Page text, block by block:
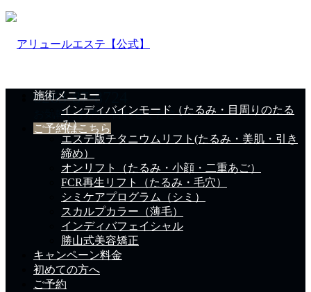
0263-87-8724
お気軽にお問い合わせください。
ご予約はこちら
施術メニュー
インディバインモード（たるみ・目周りのたる
み）
エステ版チタニウムリフト(たるみ・美肌・引き
締め）
オンリフト（たるみ・小顔・二重あご）
FCR再生リフト（たるみ・毛穴）
シミケアプログラム（シミ）
スカルプカラー（薄毛）
インディバフェイシャル
勝山式美容矯正
キャンペーン料金
初めての方へ
ご予約